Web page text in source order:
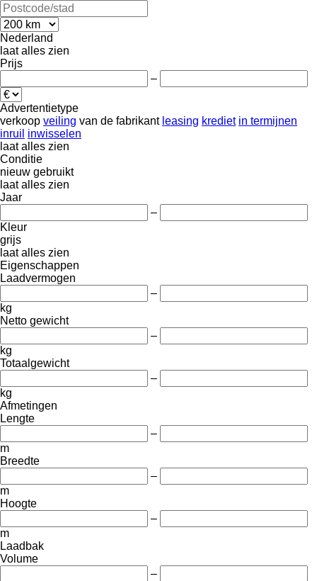
Nederland
laat alles zien
Prijs
–
Advertentietype
verkoop veiling van de fabrikant leasing krediet in termijnen
inruil inwisselen
laat alles zien
Conditie
nieuw gebruikt
laat alles zien
Jaar
–
Kleur
grijs
laat alles zien
Eigenschappen
Laadvermogen
–
kg
Netto gewicht
–
kg
Totaalgewicht
–
kg
Afmetingen
Lengte
–
m
Breedte
–
m
Hoogte
–
m
Laadbak
Volume
–